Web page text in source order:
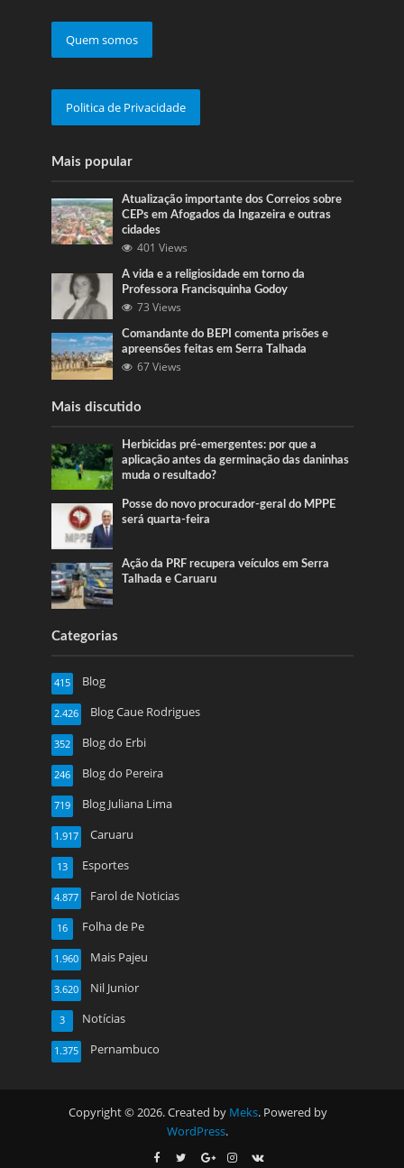
Quem somos
Politica de Privacidade
Mais popular
Atualização importante dos Correios sobre
CEPs em Afogados da Ingazeira e outras
cidades
401 Views
A vida e a religiosidade em torno da
Professora Francisquinha Godoy
73 Views
Comandante do BEPI comenta prisões e
apreensões feitas em Serra Talhada
67 Views
Mais discutido
Herbicidas pré-emergentes: por que a
aplicação antes da germinação das daninhas
muda o resultado?
Posse do novo procurador-geral do MPPE
será quarta-feira
Ação da PRF recupera veículos em Serra
Talhada e Caruaru
Categorias
Blog
415
Blog Caue Rodrigues
2.426
Blog do Erbi
352
Blog do Pereira
246
Blog Juliana Lima
719
Caruaru
1.917
Esportes
13
Farol de Noticias
4.877
Folha de Pe
16
Mais Pajeu
1.960
Nil Junior
3.620
Notícias
3
Pernambuco
1.375
Copyright © 2026. Created by Meks. Powered by
WordPress.